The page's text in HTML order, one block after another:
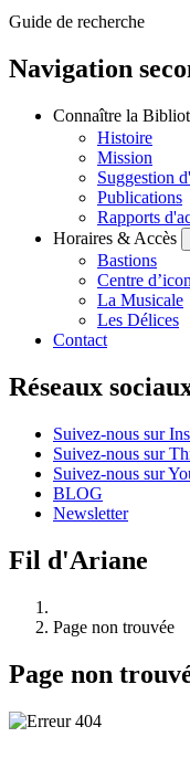
Guide de recherche
Navigation
Connaître la
Histoire
Mission
Suggestion
Publications
Rapports
Horaires & Accès
Bastions
Centre
La Musicale
Les Délices
Contact
Réseaux
Suivez-nous sur
Suivez-nous sur
Suivez-nous sur
BLOG
Newsletter
Fil d'Ariane
Page non trouvée
Page non